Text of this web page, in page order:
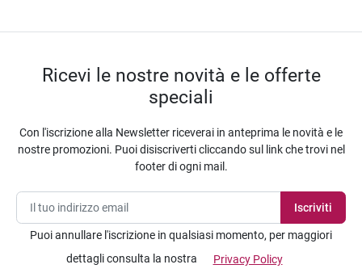
Ricevi le nostre novità e le offerte
speciali
Con l'iscrizione alla Newsletter riceverai in anteprima le novità e le
nostre promozioni. Puoi disiscriverti cliccando sul link che trovi nel
footer di ogni mail.
Puoi annullare l'iscrizione in qualsiasi momento, per maggiori
dettagli consulta la nostra
Privacy Policy